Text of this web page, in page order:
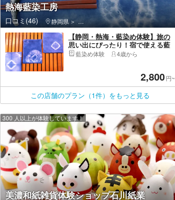
熱海藍染工房
口コミ(46) 静岡県 熱海市・初島・南熱海・多賀・網代
【静岡・熱海・藍染め体験】旅の
思い出にぴったり！宿で使える藍
染め手ぬぐい（1枚）
藍染め体験 4歳から
2,800円~
この店舗のプラン（1件）をもっと見る
美濃和紙雑貨体験ショップ石川紙業
300 人以上が体験しています！